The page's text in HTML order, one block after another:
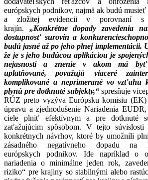
európskych podnikov, najmä ak budú
a zložitej evidencii v porovnaní
krajín. „Konkrétne dopady zavedenia
dostupnosť surovín a
budú jasné až po jeho plnej implementácii.
že je s jeho budúcou aplikáciou je
nejasností a znenie v akom má byť
uplatňované, považujú viaceré
komplikované a neprimerané vo vzťahu
plynú pre dotknuté subjekty,“ spresňuje
RÚZ preto vyzýva Európsku komisiu (EK)
úpravu a zjednodušenie Nariadenia
ciele plniť efektívnym a pre dotknuté
zaťažujúcim spôsobom. V tejto súvislosti
konkrétnych návrhov, ktoré by umožnili
zásadného negatívneho dopadu na
európskych podnikov. Ide napríklad o
nariadenia o minimálne jeden rok,
riziko“ pre krajiny so stabilnými alebo